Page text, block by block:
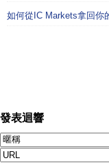
如何從IC Markets拿回你
發表迴響